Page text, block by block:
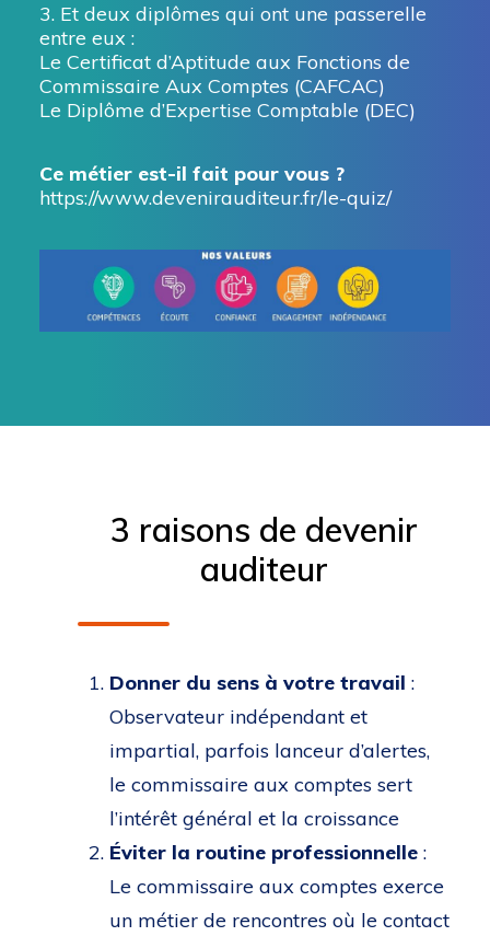
3. Et deux diplômes qui ont une passerelle
entre eux :
Le Certificat d’Aptitude aux Fonctions de
Commissaire Aux Comptes (CAFCAC)
Le Diplôme d’Expertise Comptable (DEC)
Ce métier est-il fait pour vous ?
https://www.devenirauditeur.fr/le-quiz/
3 raisons de devenir
auditeur
Donner du sens à votre travail :
Observateur indépendant et
impartial, parfois lanceur d’alertes,
le commissaire aux comptes sert
l’intérêt général et la croissance
Éviter la routine professionnelle :
Le commissaire aux comptes exerce
un métier de rencontres où le contact